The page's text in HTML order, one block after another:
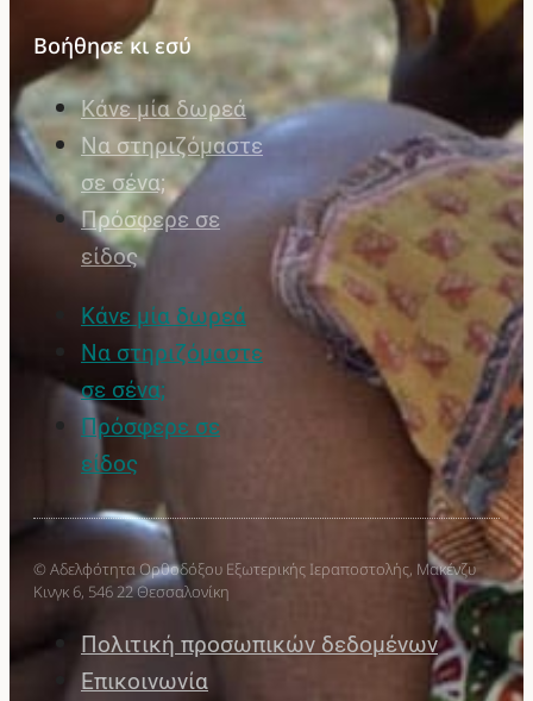
Βοήθησε κι εσύ
Κάνε μία δωρεά
Να στηριζόμαστε
σε σένα;
Πρόσφερε σε
είδος
Κάνε μία δωρεά
Να στηριζόμαστε
σε σένα;
Πρόσφερε σε
είδος
© Αδελφότητα Ορθοδόξου Εξωτερικής Ιεραποστολής, Μακένζυ
Κινγκ 6, 546 22 Θεσσαλονίκη
Πολιτική προσωπικών δεδομένων
Επικοινωνία